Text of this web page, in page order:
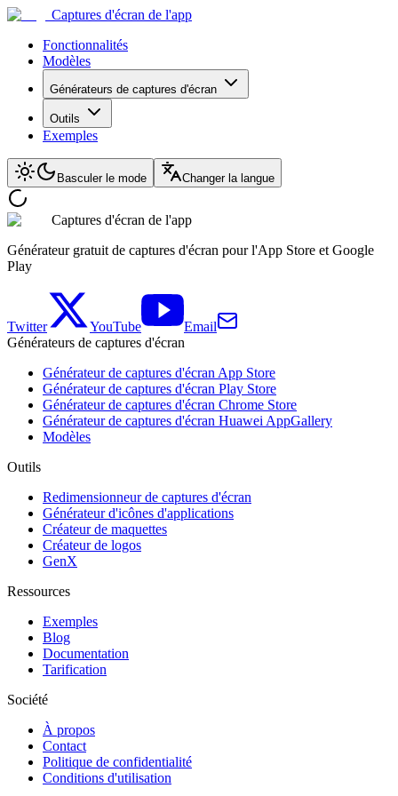
Captures d'écran de l'app
Fonctionnalités
Modèles
Générateurs de captures d'écran
Outils
Exemples
Basculer le mode Changer la langue
Captures d'écran de l'app
Générateur gratuit de captures d'écran pour l'App Store et Google
Play
Twitter YouTube
Email
Générateurs de captures d'écran
Générateur de captures d'écran App Store
Générateur de captures d'écran Play Store
Générateur de captures d'écran Chrome Store
Générateur de captures d'écran Huawei AppGallery
Modèles
Outils
Redimensionneur de captures d'écran
Générateur d'icônes d'applications
Créateur de maquettes
Créateur de logos
GenX
Ressources
Exemples
Blog
Documentation
Tarification
Société
À propos
Contact
Politique de confidentialité
Conditions d'utilisation